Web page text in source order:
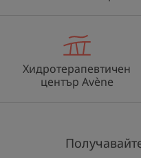
Хидротерапевтичен
център Avène